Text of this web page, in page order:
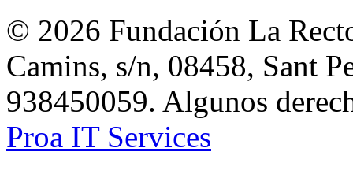
© 2026 Fundación La
Camins, s/n, 08458, Sant
938450059. Algunos
Proa IT Services